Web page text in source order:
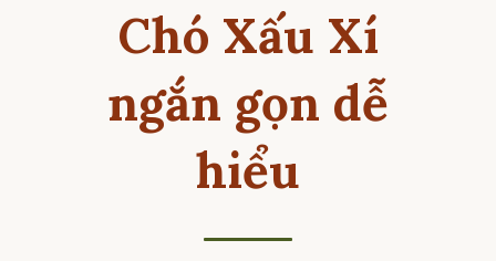
Chó Xấu Xí
ngắn gọn dễ
hiểu